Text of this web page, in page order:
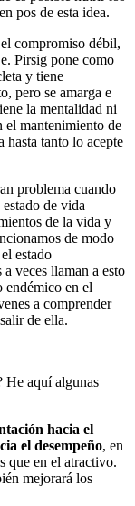
pos de esta idea.
compromiso débil,
Pirsig pone como
y tiene
pero se amarga e
la mentalidad ni
el mantenimiento de
hasta tanto lo acepte
problema cuando
de vida
de la vida y
de modo
estado
veces llaman a esto
endémico en el
a comprender
de ella.
He aquí algunas
hacia el
el desempeño, en
que en el atractivo.
mejorará los